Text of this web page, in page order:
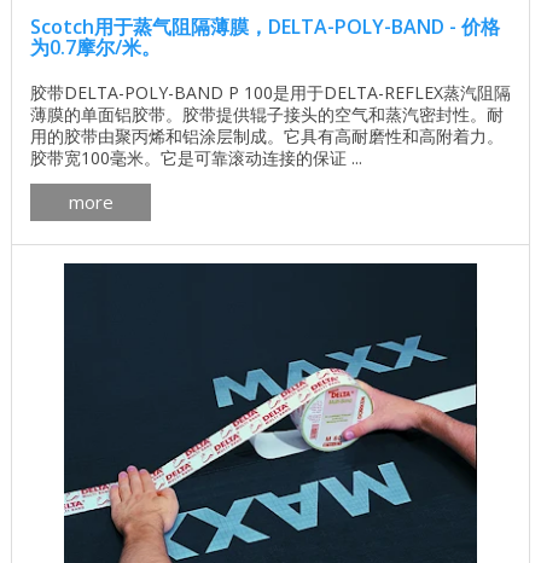
Scotch用于蒸气阻隔薄膜，DELTA-POLY-BAND - 价格
为0.7摩尔/米。
胶带DELTA-POLY-BAND P 100是用于DELTA-REFLEX蒸汽阻隔
薄膜的单面铝胶带。胶带提供辊子接头的空气和蒸汽密封性。耐
用的胶带由聚丙烯和铝涂层制成。它具有高耐磨性和高附着力。
胶带宽100毫米。它是可靠滚动连接的保证 ...
more